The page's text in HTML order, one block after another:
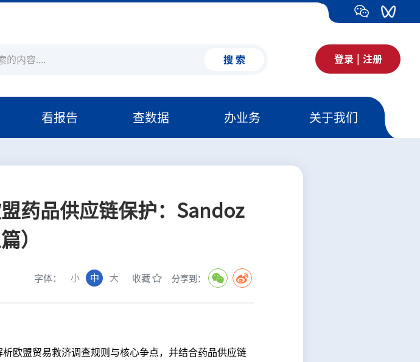
搜 索 登录 注册
看报告 查数据 办业务 关于我们
药品供应链保护：Sandoz
）
字体： 小 中 大 收藏 分享到：
欧盟贸易救济调查规则与核心争点，并结合药品供应链